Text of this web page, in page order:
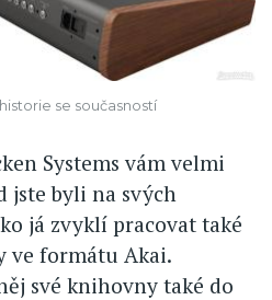
se současností
Systems vám velmi
jste byli na svých
já zvyklí pracovat také
ve formátu Akai.
své knihovny také do